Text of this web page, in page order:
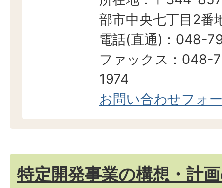
部市中央七丁目2番
電話(直通)：048-
ファックス：048-
1974
お問い合わせフォ
特定開発事業の構想・計